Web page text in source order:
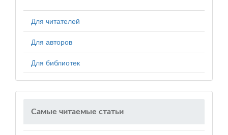
Для читателей
Для авторов
Для библиотек
Самые читаемые статьи